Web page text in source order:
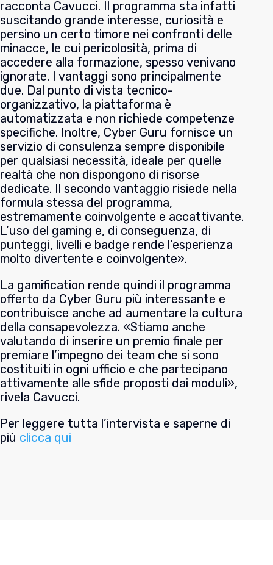
racconta Cavucci. Il programma sta infatti
suscitando grande interesse, curiosità e
persino un certo timore nei confronti delle
minacce, le cui pericolosità, prima di
accedere alla formazione, spesso venivano
ignorate. I vantaggi sono principalmente
due. Dal punto di vista tecnico-
organizzativo, la piattaforma è
automatizzata e non richiede competenze
specifiche. Inoltre, Cyber Guru fornisce un
servizio di consulenza sempre disponibile
per qualsiasi necessità, ideale per quelle
realtà che non dispongono di risorse
dedicate. Il secondo vantaggio risiede nella
formula stessa del programma,
estremamente coinvolgente e accattivante.
L’uso del gaming e, di conseguenza, di
punteggi, livelli e badge rende l’esperienza
molto divertente e coinvolgente».
La gamification rende quindi il programma
offerto da Cyber Guru più interessante e
contribuisce anche ad aumentare la cultura
della consapevolezza. «Stiamo anche
valutando di inserire un premio finale per
premiare l’impegno dei team che si sono
costituiti in ogni ufficio e che partecipano
attivamente alle sfide proposti dai moduli»,
rivela Cavucci.
Per leggere tutta l’intervista e saperne di
più clicca qui